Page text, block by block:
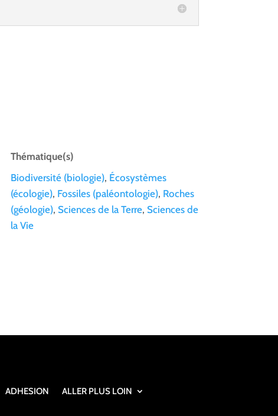
Thématique(s)
Biodiversité (biologie), Écosystèmes
(écologie), Fossiles (paléontologie), Roches
(géologie), Sciences de la Terre, Sciences de
la Vie
ADHESION ALLER PLUS LOIN